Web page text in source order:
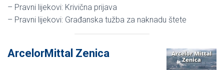
– Pravni lijekovi: Krivična prijava
– Pravni lijekovi: Građanska tužba za naknadu štete
ArcelorMittal Zenica